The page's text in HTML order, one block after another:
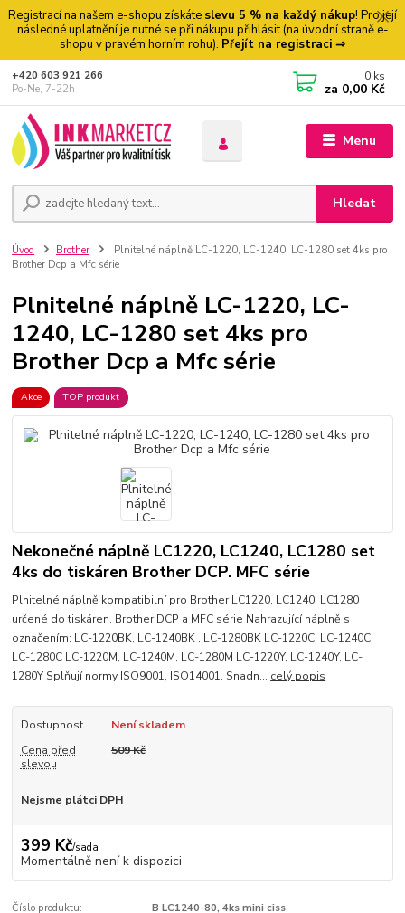
Registrací na našem e-shopu získáte slevu 5 % na každý nákup! Pro její
následné uplatnění je nutné se při nákupu přihlásit (na úvodní straně e-
shopu v pravém horním rohu). Přejít na registraci ⇒
Menu
Hledat
+420 603 921 266
Po-Ne, 7-22h
0 ks
za 0,00 Kč
Úvod Brother
Plnitelné náplně LC-1220, LC-1240, LC-1280 set 4ks pro
Brother Dcp a Mfc série
Plnitelné náplně LC-1220, LC-
1240, LC-1280 set 4ks pro
Brother Dcp a Mfc série
Akce TOP produkt
Nekonečné náplně LC1220, LC1240, LC1280 set
4ks do tiskáren Brother DCP. MFC série
Plnitelné náplně kompatibilní pro Brother LC1220, LC1240, LC1280
určené do tiskáren. Brother DCP a MFC série Nahrazující náplně s
označením: LC-1220BK, LC-1240BK , LC-1280BK LC-1220C, LC-1240C,
LC-1280C LC-1220M, LC-1240M, LC-1280M LC-1220Y, LC-1240Y, LC-
1280Y Splňují normy ISO9001, ISO14001. Snadn... celý popis
Dostupnost
Není skladem
Cena před
slevou
509 Kč
Nejsme plátci DPH
399 Kč/sada
Momentálně není k dispozici
Číslo produktu:
B LC1240-80, 4ks mini ciss